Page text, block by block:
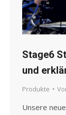
Stage6
und
Produkte
Unsere